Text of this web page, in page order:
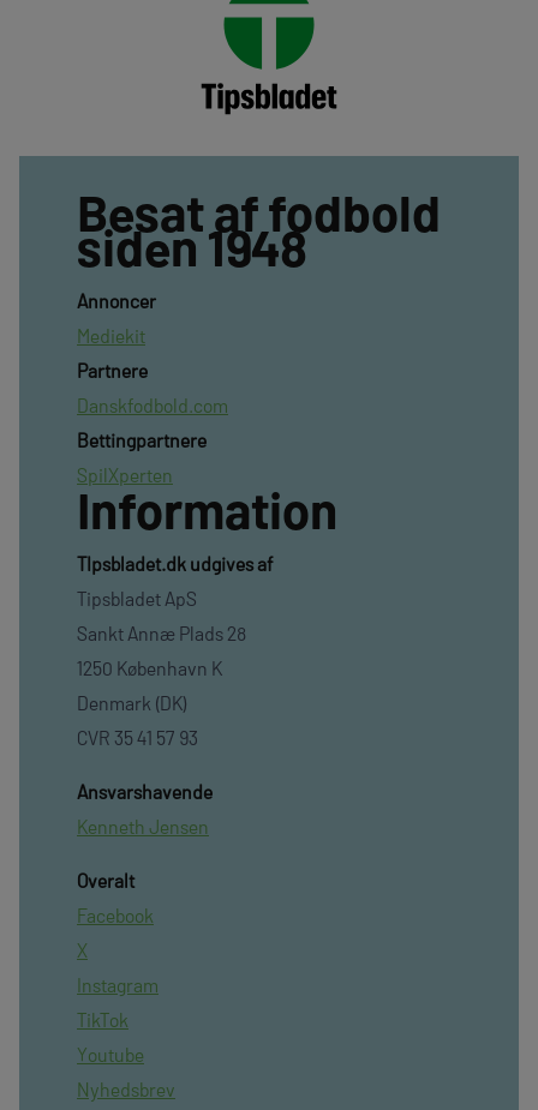
Besat af fodbold
siden 1948
Annoncer
Mediekit
Partnere
Danskfodbold.com
Bettingpartnere
SpilXperten
Information
TIpsbladet.dk udgives af
Tipsbladet ApS
Sankt Annæ Plads 28
1250 København K
Denmark (DK)
CVR 35 41 57 93
Ansvarshavende
Kenneth Jensen
Overalt
Facebook
X
Instagram
TikTok
Youtube
Nyhedsbrev